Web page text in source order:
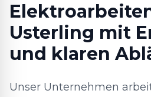
Usterling mit
und klaren
Unser Unternehmen